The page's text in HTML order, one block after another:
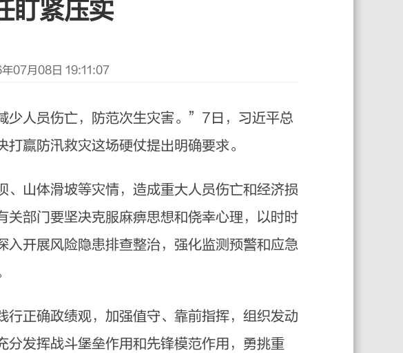
盯紧压实
07月08日 19:11:07
少人员伤亡，防范次生灾害。”7日，习近平总
赢防汛救灾这场硬仗提出明确要求。
山体滑坡等灾情，造成重大人员伤亡和经济损
部门要坚决克服麻痹思想和侥幸心理，以时时
开展风险隐患排查整治，强化监测预警和应急
正确政绩观，加强值守、靠前指挥，组织发动
发挥战斗堡垒作用和先锋模范作用，勇挑重